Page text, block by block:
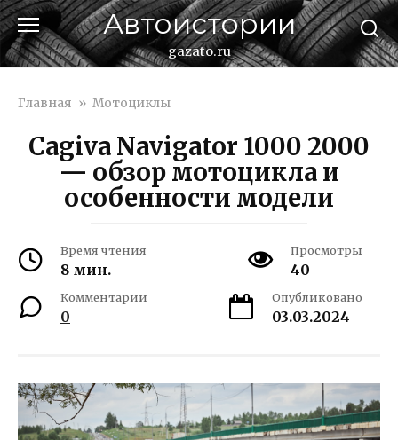
Перейти
к
контенту
Автоистории
gazato.ru
Главная » Мотоциклы
Cagiva Navigator 1000 2000
— обзор мотоцикла и
особенности модели
Время чтения
8 мин.
Просмотры
40
Комментарии
0
Опубликовано
03.03.2024